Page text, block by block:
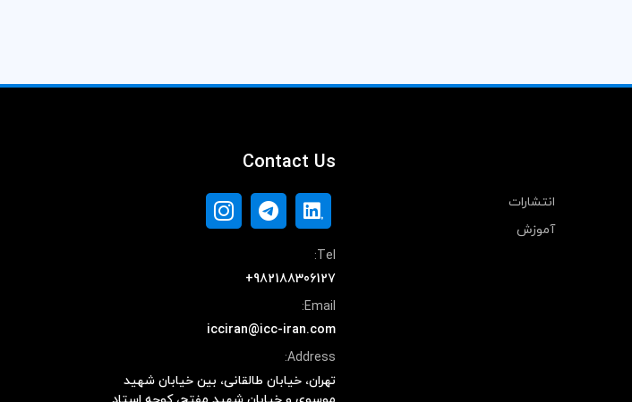
انتشارات
آموزش
Contact Us
Tel:
+982188306127
Email:
icciran@icc-iran.com
Address:
تهران، خیابان طالقانی، بین خیابان شهید